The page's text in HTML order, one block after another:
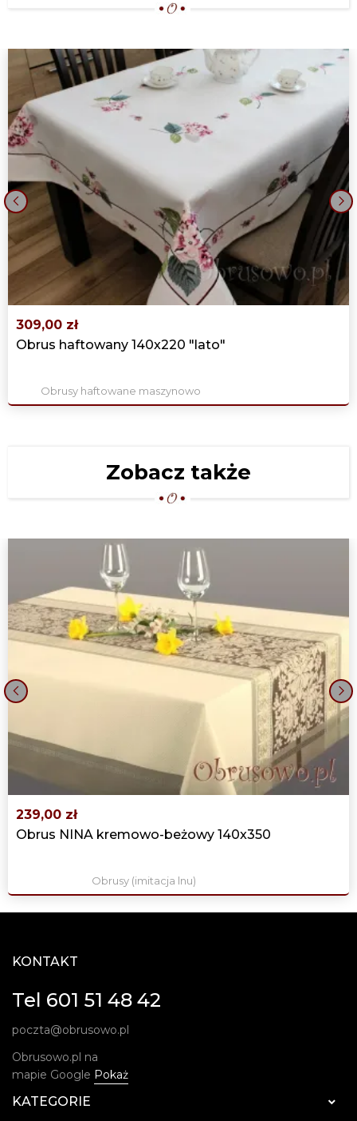
309,00 zł
Obrus haftowany 140x220 "lato"
Obrusy haftowane maszynowo
‹ ›
Zobacz także
239,00 zł
Obrus NINA kremowo-beżowy 140x350
Obrusy (imitacja lnu)
›
KONTAKT
Tel 601 51 48 42
poczta@obrusowo.pl
Obrusowo.pl na
mapie Google Pokaż
KATEGORIE 